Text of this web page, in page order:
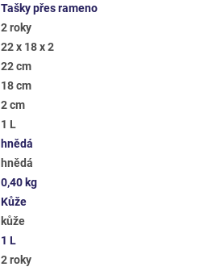
Tašky přes rameno
2 roky
22 x 18 x 2
22 cm
18 cm
2 cm
1 L
hnědá
hnědá
0,40 kg
Kůže
kůže
1 L
2 roky